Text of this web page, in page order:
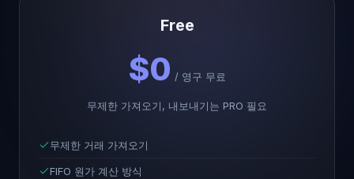
Free
$0 / 영구 무료
무제한 가져오기, 내보내기는 PRO 필요
무제한 거래 가져오기
FIFO 원가 계산 방식